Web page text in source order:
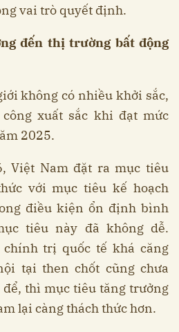
vai trò quyết định.
đến thị trường bất động
không có nhiều khởi sắc,
xuất sắc khi đạt mức
2025.
Việt Nam đặt ra mục tiêu
với mục tiêu kế hoạch
điều kiện ổn định bình
tiêu này đã không dễ.
trị quốc tế khá căng
tại then chốt cũng chưa
thì mục tiêu tăng trưởng
lại càng thách thức hơn.